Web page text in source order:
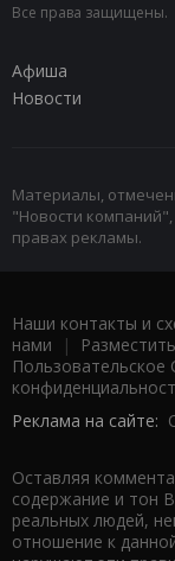
Все права защищены.
Афиша
Новости
Материалы,
"Новости
правах рекламы.
Наши контакты и
нами |
Пользовательское
Реклама на сайте:
Оставляя
содержание и тон
реальных людей,
отношение к